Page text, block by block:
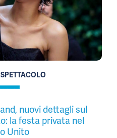
SPETTACOLO
nuovi dettagli sul
la festa privata nel
Unito